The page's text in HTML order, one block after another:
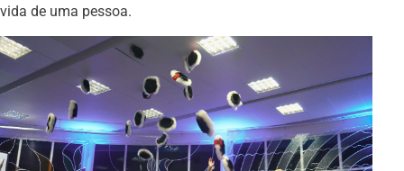
vida de uma pessoa.